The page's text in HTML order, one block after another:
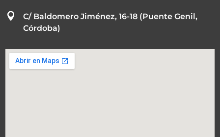

C/ Baldomero Jiménez, 16-18 (Puente Genil,
Córdoba)